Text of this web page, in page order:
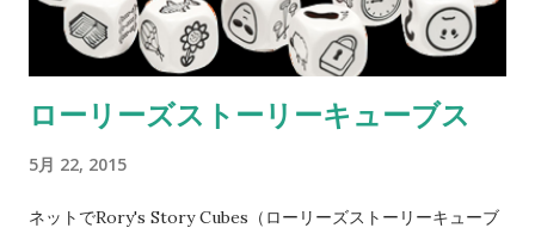
の犬の話である。そのなかで、失恋したときによく流れていた
音楽をあらためて聞くと、そのときのせつない気分がよみがえ
るよね、といった話が出た。 「失恋」はたいていの人にとって
つらいので、これは無条件刺激だろう。悲しみという身体と感
いえるかどうか分からないが、同時期に流れていることが多い
と、条件づけられていくのだろう。 音楽と癒し ちなみに「世界
ローリーズストーリーキューブス
5月 22, 2015
ネットでRory's Story Cubes（ローリーズストーリーキューブ